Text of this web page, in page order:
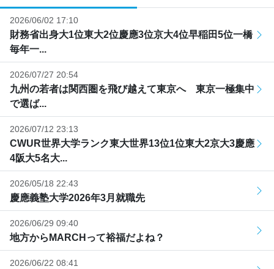
2026/06/02 17:10
財務省出身大1位東大2位慶應3位京大4位早稲田5位一橋
毎年一...
2026/07/27 20:54
九州の若者は関西圏を飛び越えて東京へ 東京一極集中
で選ば...
2026/07/12 23:13
CWUR世界大学ランク東大世界13位1位東大2京大3慶應
4阪大5名大...
2026/05/18 22:43
慶應義塾大学2026年3月就職先
2026/06/29 09:40
地方からMARCHって裕福だよね？
2026/06/22 08:41